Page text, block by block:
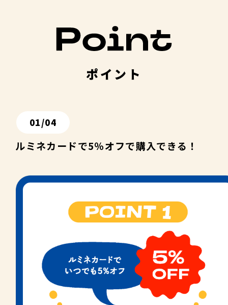
ポイント
01/04
ルミネカードで5％オフで購入できる！